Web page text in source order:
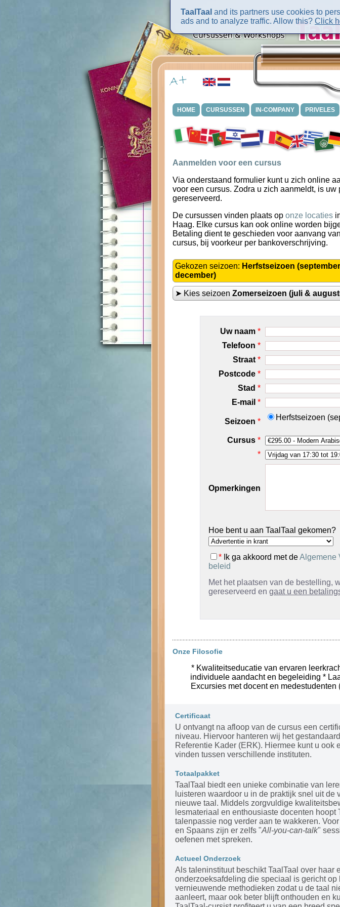
HOME CURSUSSEN IN-COMPANY PRIVELES
Aanmelden voor een cursus
Via onderstaand formulier kunt u zich online
voor een cursus. Zodra u zich aanmeldt, is uw
gereserveerd.
De cursussen vinden plaats op onze locaties
Haag. Elke cursus kan ook online worden
Betaling dient te geschieden voor aanvang
cursus, bij voorkeur per bankoverschrijving.
Gekozen seizoen: Herfstseizoen
december)
➤ Kies seizoen Zomerseizoen (juli &
Uw naam *
Telefoon *
Straat *
Postcode *
Stad *
E-mail *
Seizoen * Herfstseizoen
Cursus *
*
Opmerkingen
Hoe bent u aan TaalTaal gekomen?
* Ik ga akkoord met deAlgemene
beleid
Met het plaatsen van de bestelling,
gereserveerd en gaat u een
Onze Filosofie
* Kwaliteitseducatie van ervaren
individuele aandacht en begeleiding *
Excursies met docent en
Certificaat
U ontvangt na afloop van de cursus een
niveau. Hiervoor hanteren wij het
Referentie Kader (ERK). Hiermee kunt u ook
vinden tussen verschillende instituten.
Totaalpakket
TaalTaal biedt een unieke combinatie van
luisteren waardoor u in de praktijk snel uit de
nieuwe taal. Middels zorgvuldige
lesmateriaal en enthousiaste docenten hoopt
talenpassie nog verder aan te wakkeren.
en Spaans zijn er zelfs "All-you-can-talk"
oefenen met spreken.
Actueel Onderzoek
Als taleninstituut beschikt TaalTaal over haar
onderzoeksafdeling die speciaal is gericht op
vernieuwende methodieken zodat u de taal
aanleert, maar ook beter blijft onthouden en
TaalTaal and its partners use cookies to
ads and to analyze traffic. Allow this? Click